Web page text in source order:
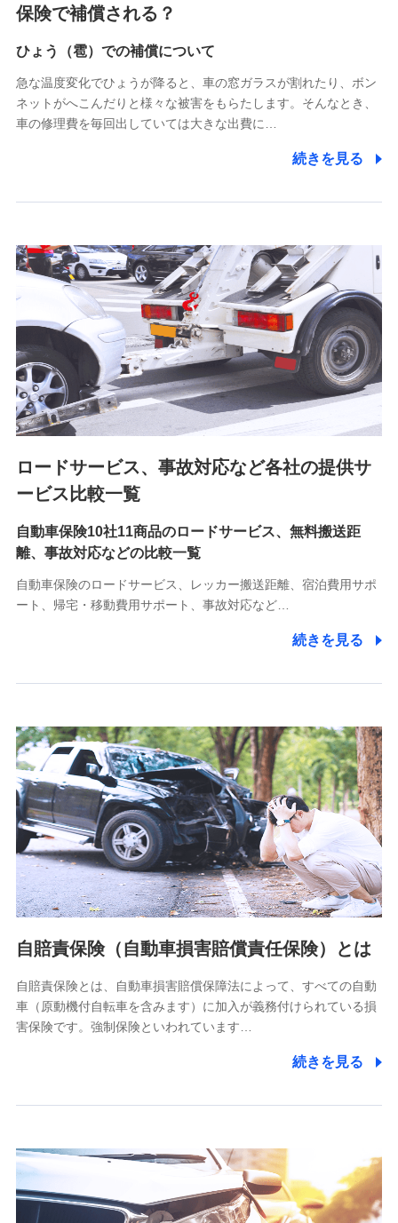
被紹介者への連絡、及び当社と取引のあるもしくは委託を受
けている保険会社・提携会社の保険その他に関する情報を提
供し、金融商品等の契約を勧奨するため
アンケートやキャンペーン等の実施のため
上記に係る連絡・手続き・管理等付帯業務を行うため
5.通話録音にて取得する情報
7.社員（従業者）の個人情報
人事･勤怠･健康・労務等の管理、給与支給、福利厚生・採用
退職関連処理等の各種手続きのため、当社と従業員または従
業員同士の連絡のため
8.取引先個人情報
取引先としての選定業務、営業情報の提供業務、契約締結手
続き業務、取引管理業務、およびこれらに準ずる業務の遂行
のため
9.お問い合わせ情報
各種お問い合わせに対応するため
10.受託業務の 個人情報
受託業務の遂行およびこれらに準ずる業務の遂行のため
11.マイカー通勤管理クラウド並びに法人向けASPサー
をお送りするため
分析するため
当社の対応品質向上やお問い合わせ内容の正確な把握のため
個人情報保護管理者の職名、連絡先
株式会社ドコモ・インシュアランス 営業部長
〒103-0013 東京都中央区日本橋人形町2-14-10 アーバン
ネット日本橋ビル 3F
株式会社ドコモ・インシュアランス
個人情報の第三者提供について
除き、第三者に提供いたしません。
業務の委託
当社は利用目的の達成に必要な範囲内において個人情報の取
【共同して利用される利用データの項目】
当社又は株式会社NTTドコモがサービス提供等を通じて取得
した、以下の情報などの個人データ
保険で補償される？
ひょう（雹）での補償について
急な温度変化でひょうが降ると、車の窓ガラスが割れたり、ボン
ネットがへこんだりと様々な被害をもらたします。そんなとき、
車の修理費を毎回出していては大きな出費に…
続きを見る
ロードサービス、事故対応など各社の提供サ
ービス比較一覧
自動車保険10社11商品のロードサービス、無料搬送距
離、事故対応などの比較一覧
自動車保険のロードサービス、レッカー搬送距離、宿泊費用サポ
ート、帰宅・移動費用サポート、事故対応など…
続きを見る
自賠責保険（自動車損害賠償責任保険）とは
自賠責保険とは、自動車損害賠償保障法によって、すべての自動
車（原動機付自転車を含みます）に加入が義務付けられている損
害保険です。強制保険といわれています…
続きを見る